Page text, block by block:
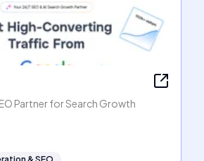
Partner for Search Growth